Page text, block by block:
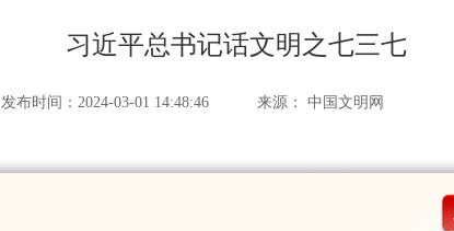
习近平总书记话文明之七三七
发布时间：2024-03-01 14:48:46 来源： 中国文明网